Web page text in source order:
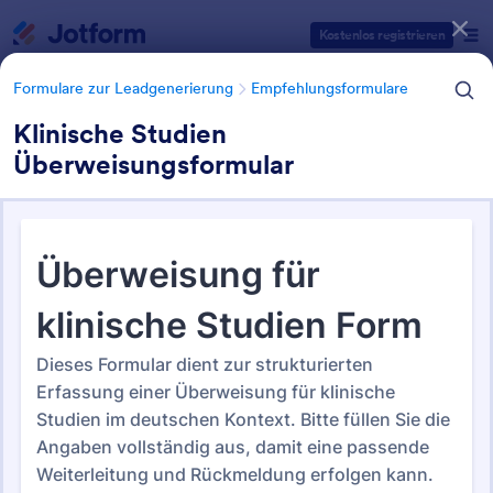
Kostenlos registrieren
Formulare zur Leadgenerierung Empfehlungsformulare
Klinische Studien
Überweisungsformular
Empfehlungsformulare
19 Vorlagen
Formularvorlagen Kategorien